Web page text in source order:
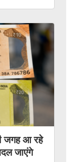
जगह आ रहे
जाएंगे